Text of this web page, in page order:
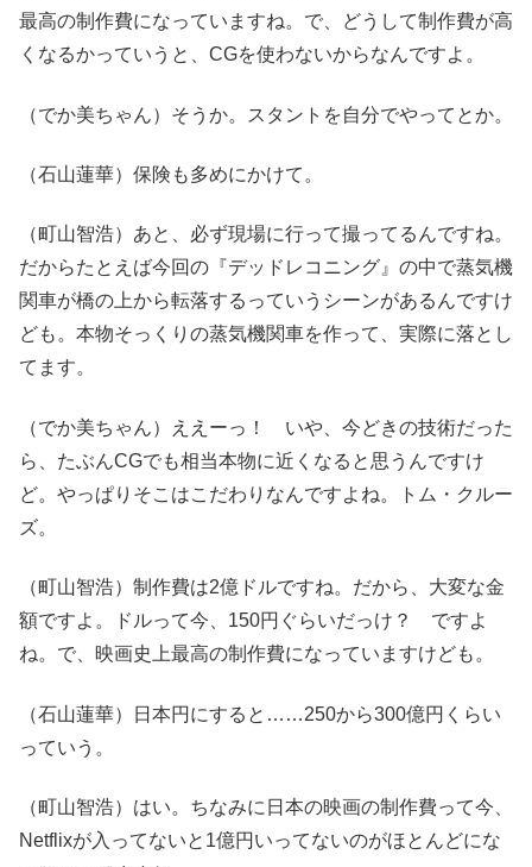
最高の制作費になっていますね。で、どうして制作費が高
くなるかっていうと、CGを使わないからなんですよ。
（でか美ちゃん）そうか。スタントを自分でやってとか。
（石山蓮華）保険も多めにかけて。
（町山智浩）あと、必ず現場に行って撮ってるんですね。
だからたとえば今回の『デッドレコニング』の中で蒸気機
関車が橋の上から転落するっていうシーンがあるんですけ
ども。本物そっくりの蒸気機関車を作って、実際に落とし
てます。
（でか美ちゃん）ええーっ！ いや、今どきの技術だった
ら、たぶんCGでも相当本物に近くなると思うんですけ
ど。やっぱりそこはこだわりなんですよね。トム・クルー
ズ。
（町山智浩）制作費は2億ドルですね。だから、大変な金
額ですよ。ドルって今、150円ぐらいだっけ？ ですよ
ね。で、映画史上最高の制作費になっていますけども。
（石山蓮華）日本円にすると……250から300億円くらい
っていう。
（町山智浩）はい。ちなみに日本の映画の制作費って今、
Netflixが入ってないと1億円いってないのがほとんどにな